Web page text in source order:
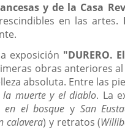
y de la Casa
en las artes.
exposición "DURERO.
obras anteriores
absoluta. Entre las
la muerte y el diablo. La
en el bosque y San
calavera) y retratos (